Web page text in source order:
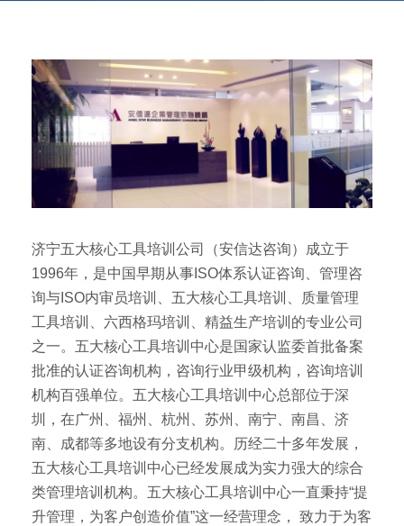
济宁五大核心工具培训公司（安信达咨询）成立于
1996年，是中国早期从事ISO体系认证咨询、管理咨
询与ISO内审员培训、五大核心工具培训、质量管理
工具培训、六西格玛培训、精益生产培训的专业公司
之一。五大核心工具培训中心是国家认监委首批备案
批准的认证咨询机构，咨询行业甲级机构，咨询培训
机构百强单位。五大核心工具培训中心总部位于深
圳，在广州、福州、杭州、苏州、南宁、南昌、济
南、成都等多地设有分支机构。历经二十多年发展，
五大核心工具培训中心已经发展成为实力强大的综合
类管理培训机构。五大核心工具培训中心一直秉持“提
升管理，为客户创造价值”这一经营理念， 致力于为客